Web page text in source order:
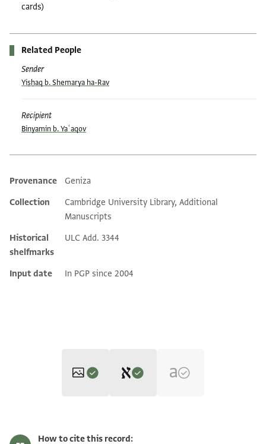
cards)
Related People
Sender
Yiṣḥaq b. Shemarya ha-Rav
Recipient
Binyamin b. Yaʿaqov
Additional metadata
Provenance
Geniza
Collection
Cambridge University Library, Additional
Manuscripts
Historical
shelfmarks
ULC Add. 3344
Input date In PGP since 2004
S. D. Goitein's unpublished edition (1950–85).
How to cite this record: